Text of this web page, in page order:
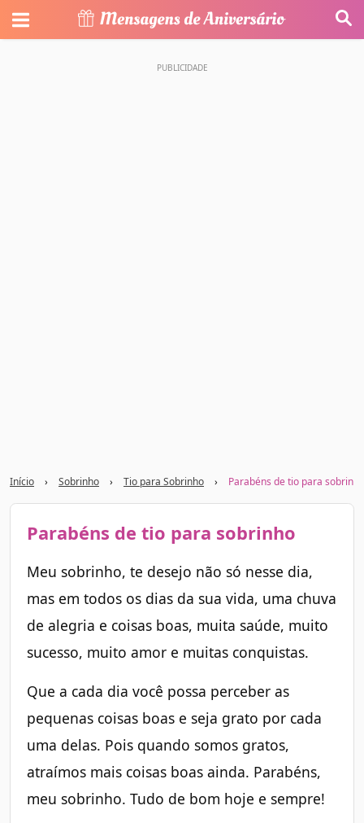
Início › Sobrinho › Tio para Sobrinho › Parabéns de tio para sobrinho
Parabéns de tio para sobrinho
Meu sobrinho, te desejo não só nesse dia,
mas em todos os dias da sua vida, uma chuva
de alegria e coisas boas, muita saúde, muito
sucesso, muito amor e muitas conquistas.
Que a cada dia você possa perceber as
pequenas coisas boas e seja grato por cada
uma delas. Pois quando somos gratos,
atraímos mais coisas boas ainda. Parabéns,
meu sobrinho. Tudo de bom hoje e sempre!